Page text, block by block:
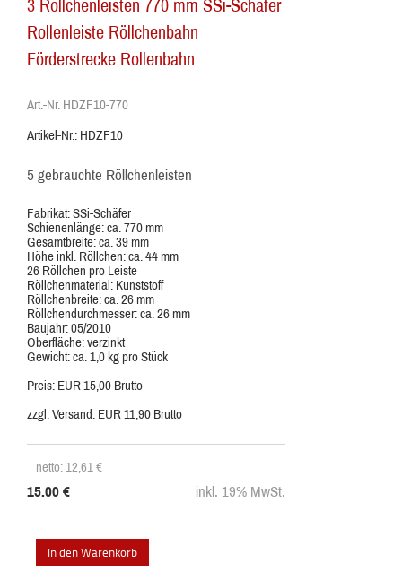
3 Röllchenleisten 770 mm SSi-Schäfer
Rollenleiste Röllchenbahn
Förderstrecke Rollenbahn
Art.-Nr. HDZF10-770
Artikel-Nr.: HDZF10
5 gebrauchte Röllchenleisten
Fabrikat: SSi-Schäfer
Schienenlänge: ca. 770 mm
Gesamtbreite: ca. 39 mm
Höhe inkl. Röllchen: ca. 44 mm
26 Röllchen pro Leiste
Röllchenmaterial: Kunststoff
Röllchenbreite: ca. 26 mm
Röllchendurchmesser: ca. 26 mm
Baujahr: 05/2010
Oberfläche: verzinkt
Gewicht: ca. 1,0 kg pro Stück
Preis: EUR 15,00 Brutto
zzgl. Versand: EUR 11,90 Brutto
netto: 12,61 €
15.00 € inkl. 19% MwSt.